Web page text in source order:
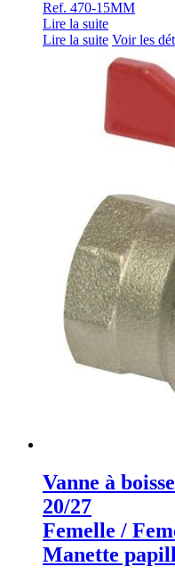
Ref. 470-15MM
Lire la suite
Lire la suite Voir les
Vanne à
20/27
Femelle /
Manette